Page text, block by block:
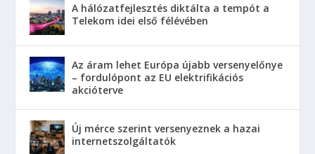
A hálózatfejlesztés diktálta a tempót a
Telekom idei első félévében
Az áram lehet Európa újabb versenyelőnye
– fordulópont az EU elektrifikációs
akcióterve
Új mérce szerint versenyeznek a hazai
internetszolgáltatók